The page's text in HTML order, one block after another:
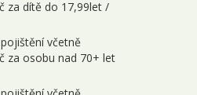
za dítě do 17,99let /
včetně
za osobu nad 70+ let